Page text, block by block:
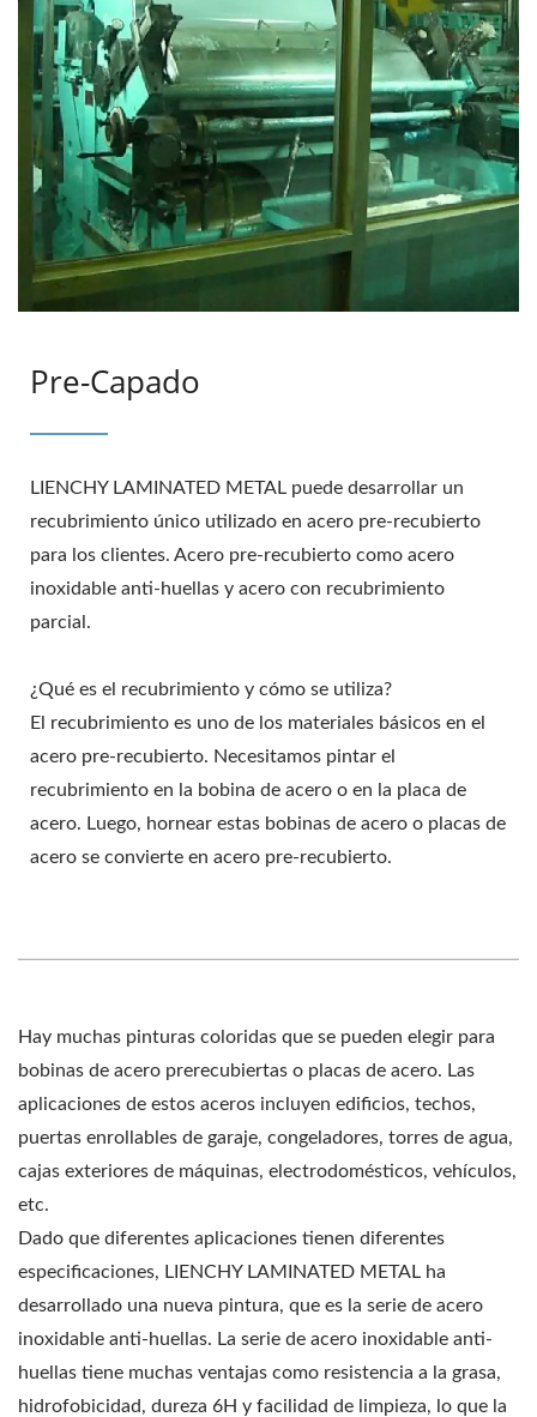
Pre-Capado
LIENCHY LAMINATED METAL puede desarrollar un
recubrimiento único utilizado en acero pre-recubierto
para los clientes. Acero pre-recubierto como acero
inoxidable anti-huellas y acero con recubrimiento
parcial.
¿Qué es el recubrimiento y cómo se utiliza?
El recubrimiento es uno de los materiales básicos en el
acero pre-recubierto. Necesitamos pintar el
recubrimiento en la bobina de acero o en la placa de
acero. Luego, hornear estas bobinas de acero o placas de
acero se convierte en acero pre-recubierto.
Hay muchas pinturas coloridas que se pueden elegir para
bobinas de acero prerecubiertas o placas de acero. Las
aplicaciones de estos aceros incluyen edificios, techos,
puertas enrollables de garaje, congeladores, torres de agua,
cajas exteriores de máquinas, electrodomésticos, vehículos,
etc.
Dado que diferentes aplicaciones tienen diferentes
especificaciones, LIENCHY LAMINATED METAL ha
desarrollado una nueva pintura, que es la serie de acero
inoxidable anti-huellas. La serie de acero inoxidable anti-
huellas tiene muchas ventajas como resistencia a la grasa,
hidrofobicidad, dureza 6H y facilidad de limpieza, lo que la